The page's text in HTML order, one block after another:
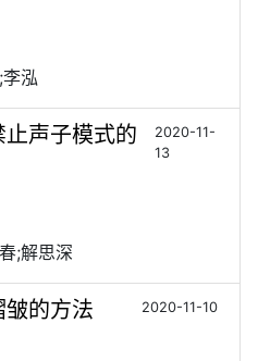
泓
声子模式的
2020-11-
13
;解思深
的方法 2020-11-10